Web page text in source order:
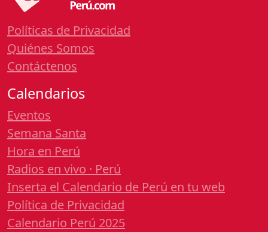
Políticas de Privacidad
Quiénes Somos
Contáctenos
Calendarios
Eventos
Semana Santa
Hora en Perú
Radios en vivo · Perú
Inserta el Calendario de Perú en tu web
Política de Privacidad
Calendario Perú 2025